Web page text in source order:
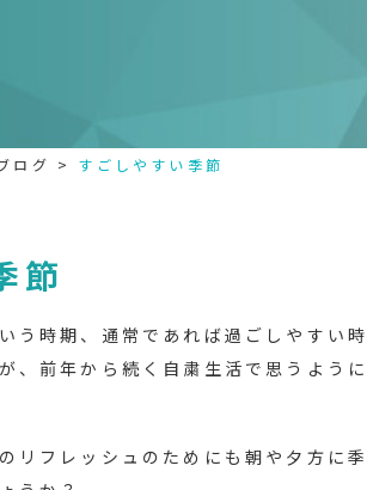
ログ > すごしやすい季節
節
う時期、通常であれば過ごしやすい
、前年から続く自粛生活で思うよう
リフレッシュのためにも朝や夕方に